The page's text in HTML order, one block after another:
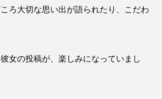
ろ大切な思い出が語られたり、こだわ
女の投稿が、楽しみになっていまし